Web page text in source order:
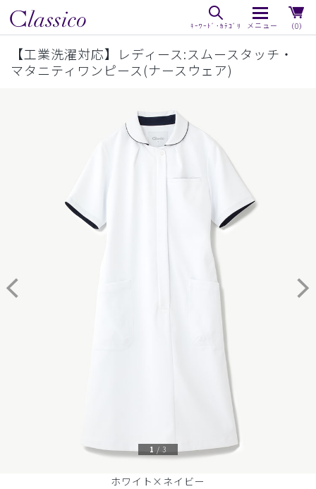
（0）
【工業洗濯対応】レディース:スムースタッチ・
マタニティワンピース(ナースウェア)
ホワイト×ネイビー
1 / 3